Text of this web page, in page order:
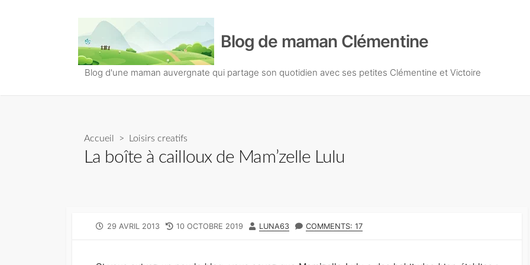
c
Blog de maman Clémentine
Blog d'une maman auvergnate qui partage son quotidien avec ses petites Clémentine et Victoire
Accueil > Loisirs creatifs
La boîte à cailloux de Mam’zelle Lulu
P
29 AVRIL 2013
L
10 OCTOBRE 2019
A
LUNA63 COMMENTS: 17